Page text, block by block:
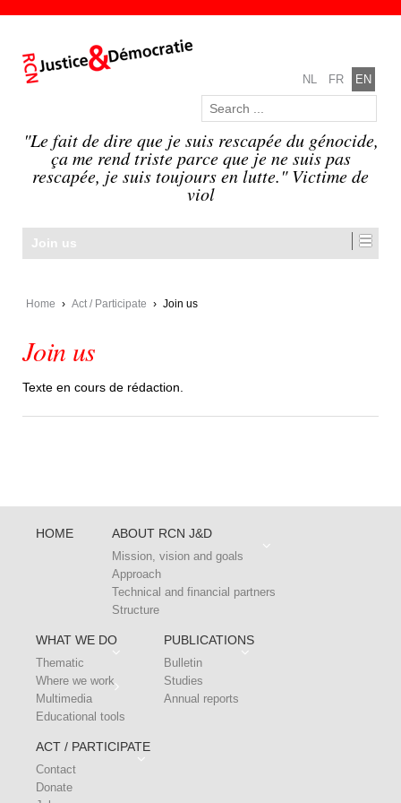
NL FR EN
"Le fait de dire que je suis rescapée du génocide,
ça me rend triste parce que je ne suis pas
rescapée, je suis toujours en lutte." Victime de
viol
Join us
Home › Act / Participate › Join us
Join us
Texte en cours de rédaction.
HOME ABOUT RCN J&D
Mission, vision and goals
Approach
Technical and financial partners
Structure
WHAT WE DO
Thematic
Where we work
Multimedia
Educational tools
PUBLICATIONS
Bulletin
Studies
Annual reports
ACT / PARTICIPATE
Contact
Donate